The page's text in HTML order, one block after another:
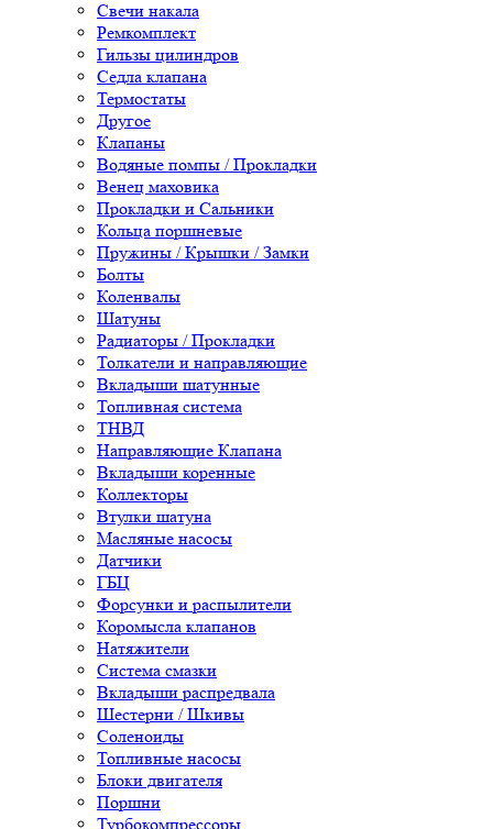
Свечи накала
Ремкомплект
Гильзы цилиндров
Седла клапана
Термостаты
Другое
Клапаны
Водяные помпы / Прокладки
Венец маховика
Прокладки и Сальники
Кольца поршневые
Пружины / Крышки / Замки
Болты
Коленвалы
Шатуны
Радиаторы / Прокладки
Толкатели и направляющие
Вкладыши шатунные
Топливная система
ТНВД
Направляющие Клапана
Вкладыши коренные
Коллекторы
Втулки шатуна
Масляные насосы
Датчики
ГБЦ
Форсунки и распылители
Коромысла клапанов
Натяжители
Система смазки
Вкладыши распредвала
Шестерни / Шкивы
Соленоиды
Топливные насосы
Блоки двигателя
Поршни
Турбокомпрессоры